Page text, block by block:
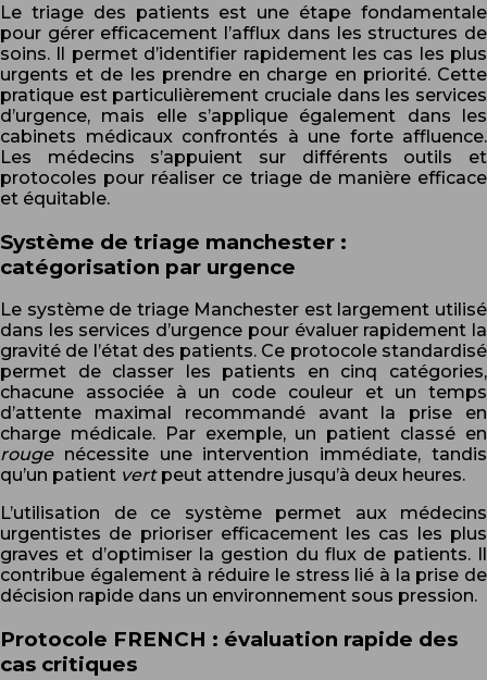
Le triage des patients est une étape fondamentale
pour gérer efficacement l’afflux dans les structures de
soins. Il permet d’identifier rapidement les cas les plus
urgents et de les prendre en charge en priorité. Cette
pratique est particulièrement cruciale dans les services
d’urgence, mais elle s’applique également dans les
cabinets médicaux confrontés à une forte affluence.
Les médecins s’appuient sur différents outils et
protocoles pour réaliser ce triage de manière efficace
et équitable.
Système de triage manchester :
catégorisation par urgence
Le système de triage Manchester est largement utilisé
dans les services d’urgence pour évaluer rapidement la
gravité de l’état des patients. Ce protocole standardisé
permet de classer les patients en cinq catégories,
chacune associée à un code couleur et un temps
d’attente maximal recommandé avant la prise en
charge médicale. Par exemple, un patient classé en
rouge nécessite une intervention immédiate, tandis
qu’un patient vert peut attendre jusqu’à deux heures.
L’utilisation de ce système permet aux médecins
urgentistes de prioriser efficacement les cas les plus
graves et d’optimiser la gestion du flux de patients. Il
contribue également à réduire le stress lié à la prise de
décision rapide dans un environnement sous pression.
Protocole FRENCH : évaluation rapide des
cas critiques